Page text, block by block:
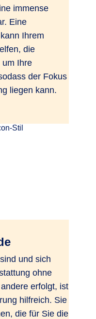
immense
Eine
Ihrem
die
um Ihre
der Fokus
liegen kann.
und sich
ohne
erfolgt, ist
hilfreich. Sie
die für Sie die